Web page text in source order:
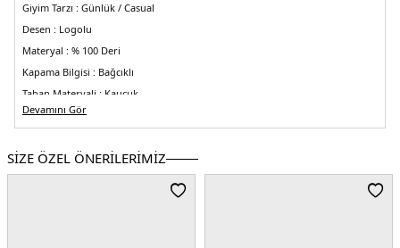
Giyim Tarzı : Günlük / Casual
Desen : Logolu
Materyal : % 100 Deri
Kapama Bilgisi : Bağcıklı
Taban Materyali : Kauçuk
Burun Tipi :Yuvarlak Burun
Menşei :Vietnam
2DEFW0FW08689BDS.07
Devamını Gör
SİZE ÖZEL ÖNERİLERİMİZ